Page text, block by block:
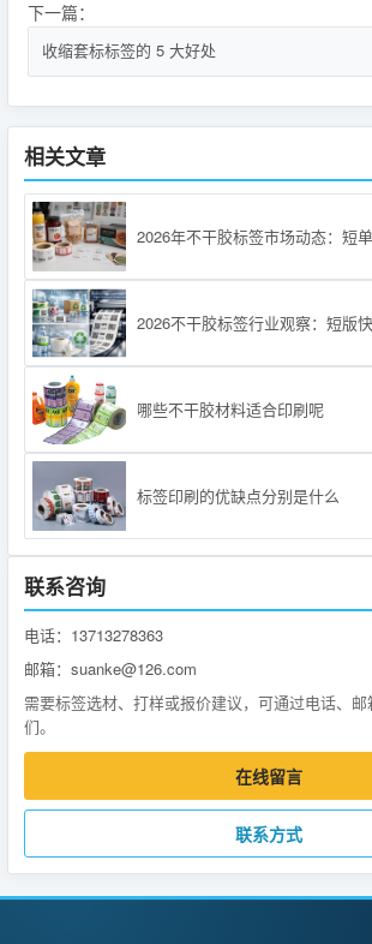
下一篇：
收缩套标标签的 5 大好处
相关文章
2026年不干胶标签市场动态：短单
2026不干胶标签行业观察：短版
哪些不干胶材料适合印刷呢
标签印刷的优缺点分别是什么
联系咨询
电话：13713278363
邮箱：suanke@126.com
需要标签选材、打样或报价建议，可通过电话、
们。
在线留言
联系方式